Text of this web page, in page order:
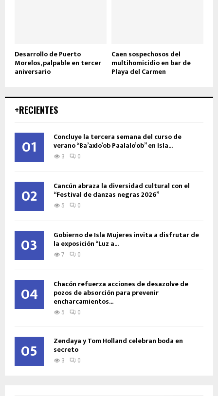
Desarrollo de Puerto
Morelos, palpable en tercer
aniversario
Caen sospechosos del
multihomicidio en bar de
Playa del Carmen
+RECIENTES
01 Concluye la tercera semana del curso de
verano “Ba’axlo’ob Paalalo’ob” en Isla...
3 0
02 Cancún abraza la diversidad cultural con el
“Festival de danzas negras 2026”
5 0
03 Gobierno de Isla Mujeres invita a disfrutar de
la exposición “Luz a...
7 0
04 Chacón refuerza acciones de desazolve de
pozos de absorción para prevenir
encharcamientos...
5 0
05 Zendaya y Tom Holland celebran boda en
secreto
3 0